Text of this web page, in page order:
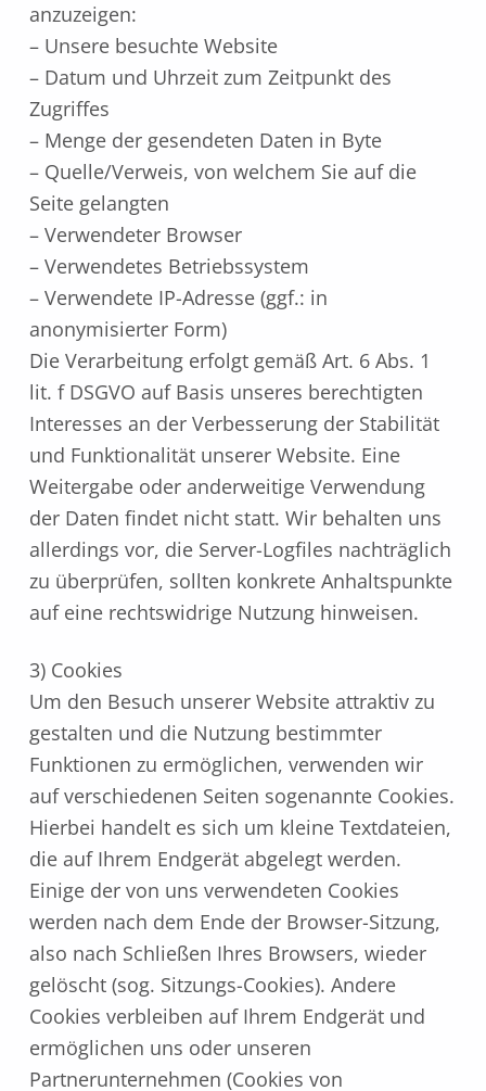
anzuzeigen:
– Unsere besuchte Website
– Datum und Uhrzeit zum Zeitpunkt des
Zugriffes
– Menge der gesendeten Daten in Byte
– Quelle/Verweis, von welchem Sie auf die
Seite gelangten
– Verwendeter Browser
– Verwendetes Betriebssystem
– Verwendete IP-Adresse (ggf.: in
anonymisierter Form)
Die Verarbeitung erfolgt gemäß Art. 6 Abs. 1
lit. f DSGVO auf Basis unseres berechtigten
Interesses an der Verbesserung der Stabilität
und Funktionalität unserer Website. Eine
Weitergabe oder anderweitige Verwendung
der Daten findet nicht statt. Wir behalten uns
allerdings vor, die Server-Logfiles nachträglich
zu überprüfen, sollten konkrete Anhaltspunkte
auf eine rechtswidrige Nutzung hinweisen.
3) Cookies
Um den Besuch unserer Website attraktiv zu
gestalten und die Nutzung bestimmter
Funktionen zu ermöglichen, verwenden wir
auf verschiedenen Seiten sogenannte Cookies.
Hierbei handelt es sich um kleine Textdateien,
die auf Ihrem Endgerät abgelegt werden.
Einige der von uns verwendeten Cookies
werden nach dem Ende der Browser-Sitzung,
also nach Schließen Ihres Browsers, wieder
gelöscht (sog. Sitzungs-Cookies). Andere
Cookies verbleiben auf Ihrem Endgerät und
ermöglichen uns oder unseren
Partnerunternehmen (Cookies von